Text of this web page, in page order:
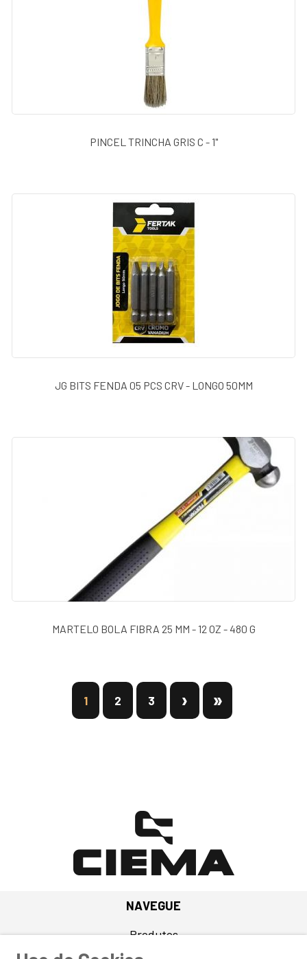
PINCEL TRINCHA GRIS C - 1"
JG BITS FENDA 05 PCS CRV - LONGO 50MM
MARTELO BOLA FIBRA 25 MM - 12 OZ - 480 G
1 2 3
NAVEGUE
Produtos
Quem Somos